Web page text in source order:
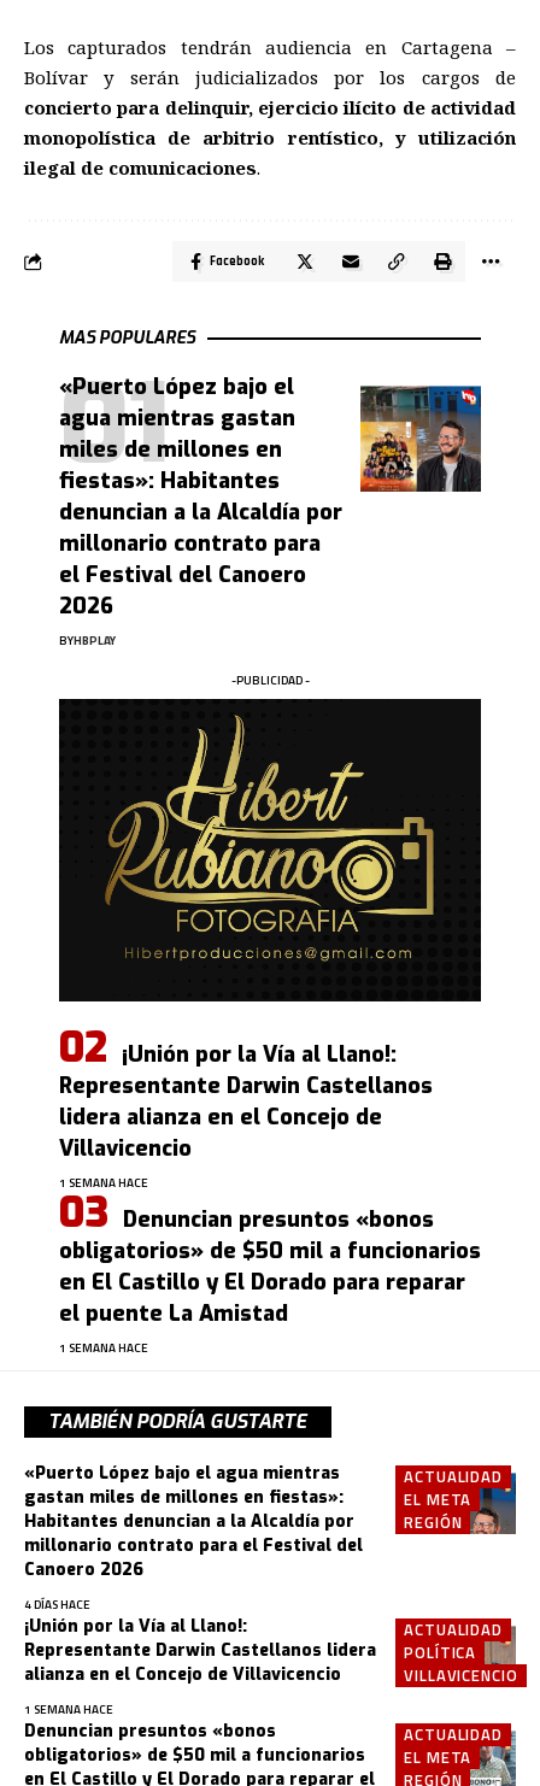
Los capturados tendrán audiencia en Cartagena –
Bolívar y serán judicializados por los cargos de
concierto para delinquir, ejercicio ilícito de actividad
monopolística de arbitrio rentístico, y utilización
ilegal de comunicaciones.
Facebook
MAS POPULARES
«Puerto López bajo el
agua mientras gastan
miles de millones en
fiestas»: Habitantes
denuncian a la Alcaldía por
millonario contrato para
el Festival del Canoero
2026
BYHBPLAY
-PUBLICIDAD -
¡Unión por la Vía al Llano!:
Representante Darwin Castellanos
lidera alianza en el Concejo de
Villavicencio
1 SEMANA HACE
Denuncian presuntos «bonos
obligatorios» de $50 mil a funcionarios
en El Castillo y El Dorado para reparar
el puente La Amistad
1 SEMANA HACE
TAMBIÉN PODRÍA GUSTARTE
ACTUALIDAD
EL META
REGIÓN
«Puerto López bajo el agua mientras
gastan miles de millones en fiestas»:
Habitantes denuncian a la Alcaldía por
millonario contrato para el Festival del
Canoero 2026
4 DÍAS HACE
ACTUALIDAD
POLÍTICA
VILLAVICENCIO
¡Unión por la Vía al Llano!:
Representante Darwin Castellanos lidera
alianza en el Concejo de Villavicencio
1 SEMANA HACE
ACTUALIDAD
EL META
REGIÓN
Denuncian presuntos «bonos
obligatorios» de $50 mil a funcionarios
en El Castillo y El Dorado para reparar el